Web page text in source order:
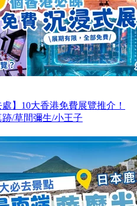
處】10大香港免費展覽推介！
/草間彌生/小王子